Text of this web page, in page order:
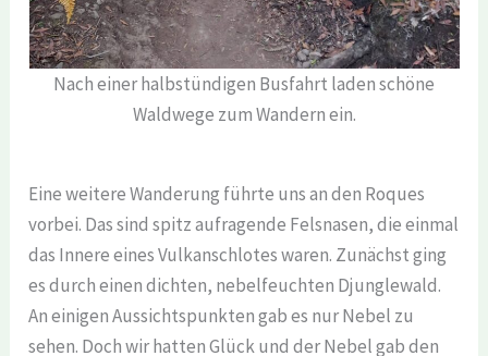
Nach einer halbstündigen Busfahrt laden schöne
Waldwege zum Wandern ein.
Eine weitere Wanderung führte uns an den Roques
vorbei. Das sind spitz aufragende Felsnasen, die einmal
das Innere eines Vulkanschlotes waren. Zunächst ging
es durch einen dichten, nebelfeuchten Djunglewald.
An einigen Aussichtspunkten gab es nur Nebel zu
sehen. Doch wir hatten Glück und der Nebel gab den